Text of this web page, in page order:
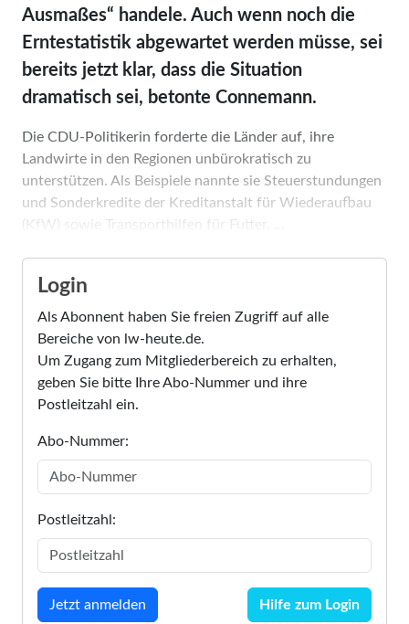
Ausmaßes“ handele. Auch wenn noch die
Ernte­statistik abgewartet werden müsse, sei
bereits jetzt klar, dass die Situation
dramatisch sei, betonte Connemann.
Die CDU-Politikerin forderte die Länder auf, ihre
Landwirte in den Regionen unbürokratisch zu
unterstützen. Als Beispiele nannte sie Steuerstundungen
und Sonderkredite der Kreditanstalt für Wiederaufbau
(KfW) sowie Transporthilfen für Futter. ...
Login
Als Abonnent haben Sie freien Zugriff auf alle
Bereiche von lw-heute.de.
Um Zugang zum Mitgliederbereich zu erhalten,
geben Sie bitte Ihre Abo-Nummer und ihre
Postleitzahl ein.
Abo-Nummer:
Postleitzahl:
Hilfe zum Login